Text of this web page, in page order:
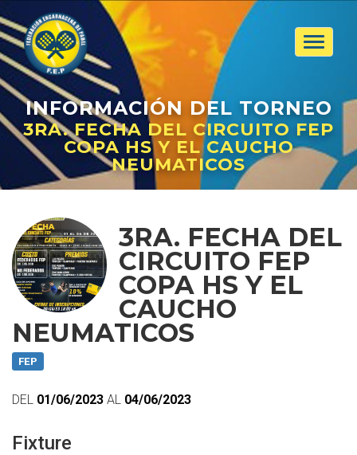
Toggle
INFORMACIÓNDEL TORNEO
3RA. FECHA DEL CIRCUITO FEP
COPA HS Y EL CAUCHO
NEUMATICOS
3RA. FECHA DEL
CIRCUITO FEP
COPA HS Y EL
CAUCHO
NEUMATICOS
FEP
DEL 01/06/2023 AL 04/06/2023
Fixture